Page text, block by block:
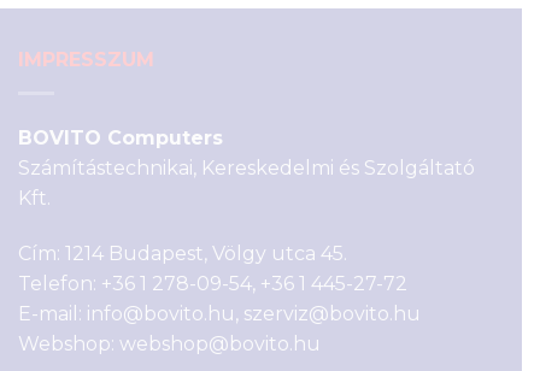
IMPRESSZUM
BOVITO Computers
Számítástechnikai, Kereskedelmi és Szolgáltató
Kft.
Cím: 1214 Budapest, Völgy utca 45.
Telefon: +36 1 278-09-54, +36 1 445-27-72
E-mail: info@bovito.hu, szerviz@bovito.hu
Webshop: webshop@bovito.hu